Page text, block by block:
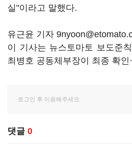
실"이라고 말했다.
유근윤 기자
이 기사는 뉴스토마토 보도준
최병호 공동체부장이 최종 확인
댓글 0